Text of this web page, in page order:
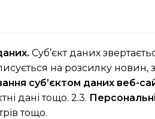
Суб’єкт даних
на розсилку
суб’єктом даних веб-
дані тощо. 2.3.
тощо.